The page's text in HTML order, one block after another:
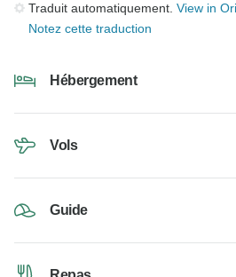
Traduit automatiquement. View in
Notez cette traduction
Hébergement
Vols
Guide